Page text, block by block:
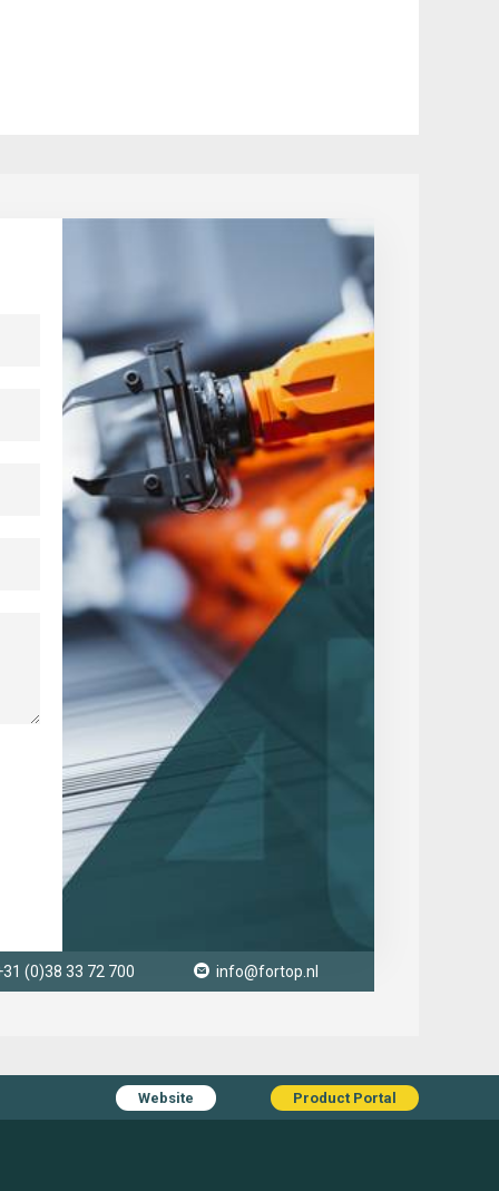
(0)38 33 72 700 info@fortop.nl
Website Product Portal